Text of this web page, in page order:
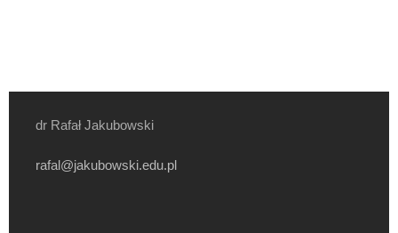
dr Rafał Jakubowski
rafal@jakubowski.edu.pl